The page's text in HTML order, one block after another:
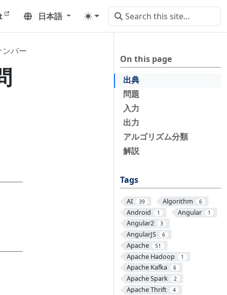
日本語
On this page
出典
問題
入力
出力
アルゴリズム分類
解説
Tags
AI 39 Algorithm 6
Android 1 Angular 1
Angular2 3
AngularJS 6
Apache 51
Apache Hadoop 1
Apache Kafka 6
Apache Spark 2
Apache Thrift 4
バー